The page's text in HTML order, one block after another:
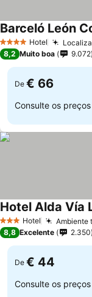
4 EstrelasHotel
Barceló León
8,2 Muito boa 9.072
De € 66
Consulte os
3 EstrelasHotel Ambiente
Hotel Alda Vía
8,8 Excelente 2.350
De € 44
Consulte os